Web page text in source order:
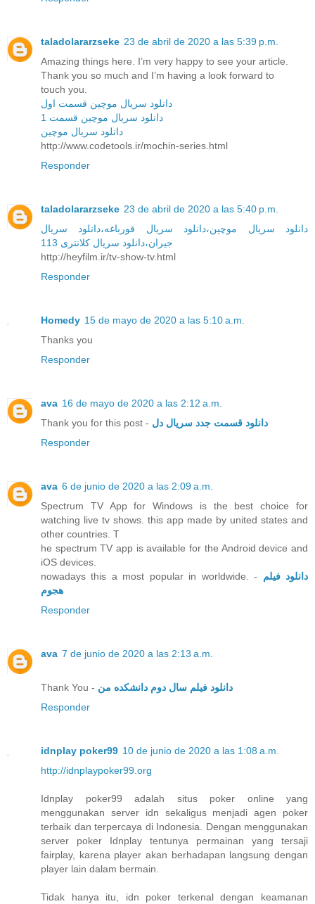
taladolararzseke 23 de abril de 2020 a las 5:39 p.m.
Amazing things here. I’m very happy to see your article.
Thank you so much and I’m having a look forward to
touch you.
دانلود سریال موچین قسمت اول
دانلود سریال موچین قسمت 1
دانلود سریال موچین
http://www.codetools.ir/mochin-series.html
Responder
taladolararzseke 23 de abril de 2020 a las 5:40 p.m.
دانلود سریال‌ موچین،دانلود سریال‌ قورباغه،دانلود سریال‌
جیران،دانلود سریال کلانتری 113
http://heyfilm.ir/tv-show-tv.html
Responder
Homedy 15 de mayo de 2020 a las 5:10 a.m.
Thanks you
Responder
ava 16 de mayo de 2020 a las 2:12 a.m.
Thank you for this post - دانلود قسمت جدد سریال دل
Responder
ava 6 de junio de 2020 a las 2:09 a.m.
Spectrum TV App for Windows is the best choice for
watching live tv shows. this app made by united states and
other countries. T
he spectrum TV app is available for the Android device and
iOS devices.
nowadays this a most popular in worldwide. - دانلود فیلم
هجوم
Responder
ava 7 de junio de 2020 a las 2:13 a.m.
Thank You - دانلود فیلم سال دوم دانشکده من
Responder
idnplay poker99 10 de junio de 2020 a las 1:08 a.m.
http://idnplaypoker99.org
Idnplay poker99 adalah situs poker online yang
menggunakan server idn sekaligus menjadi agen poker
terbaik dan terpercaya di Indonesia. Dengan menggunakan
server poker Idnplay tentunya permainan yang tersaji
fairplay, karena player akan berhadapan langsung dengan
player lain dalam bermain.
Tidak hanya itu, idn poker terkenal dengan keamanan